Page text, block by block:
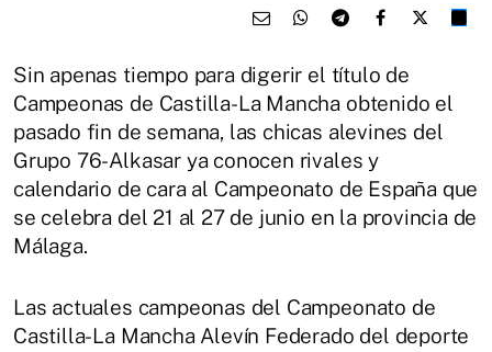
Sin apenas tiempo para digerir el título de
Campeonas de Castilla-La Mancha obtenido el
pasado fin de semana, las chicas alevines del
Grupo 76-Alkasar ya conocen rivales y
calendario de cara al Campeonato de España que
se celebra del 21 al 27 de junio en la provincia de
Málaga.
Las actuales campeonas del Campeonato de
Castilla-La Mancha Alevín Federado del deporte